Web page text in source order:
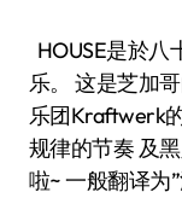
HOUSE是於八
乐。 这是芝加
乐团Kraftwerk
规律的节奏 及
啦~ 一般翻译为